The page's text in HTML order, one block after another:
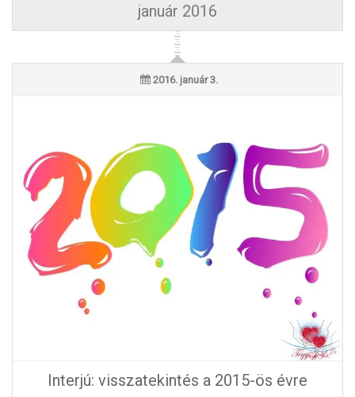
január 2016
2016. január 3.
Interjú: visszatekintés a 2015-ös évre